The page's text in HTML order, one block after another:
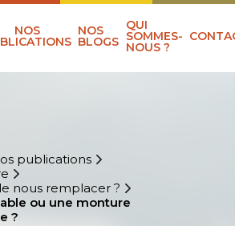
NOS NOS
BLOGS
QUI
SOMMES-
NOUS ?
publications
nous remplacer ?
ou une monture
?